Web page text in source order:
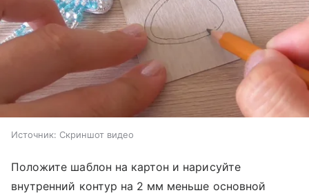
Источник: Скриншот видео
Положите шаблон на картон и нарисуйте
внутренний контур на 2 мм меньше основной